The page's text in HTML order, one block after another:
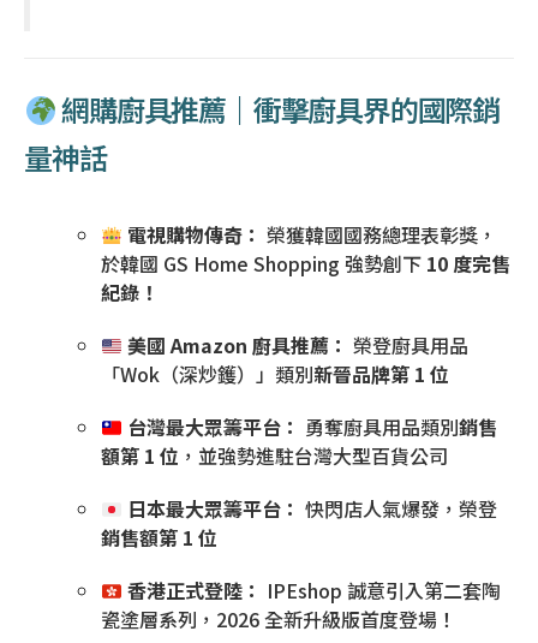
網購廚具推薦｜衝擊廚具界的國際銷
量神話
電視購物傳奇： 榮獲韓國國務總理表彰獎，
於韓國 GS Home Shopping 強勢創下 10 度完售
紀錄！
美國 Amazon 廚具推薦： 榮登廚具用品
「Wok（深炒鑊）」類別新晉品牌第 1 位
台灣最大眾籌平台： 勇奪廚具用品類別銷售
額第 1 位 ，並強勢進駐台灣大型百貨公司
日本最大眾籌平台： 快閃店人氣爆發，榮登
銷售額第 1 位
香港正式登陸： IPEshop 誠意引入第二套陶
瓷塗層系列，2026 全新升級版首度登場！